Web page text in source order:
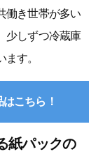
働き世帯が多い
少しずつ冷蔵庫
す。
こちら！
紙パックの